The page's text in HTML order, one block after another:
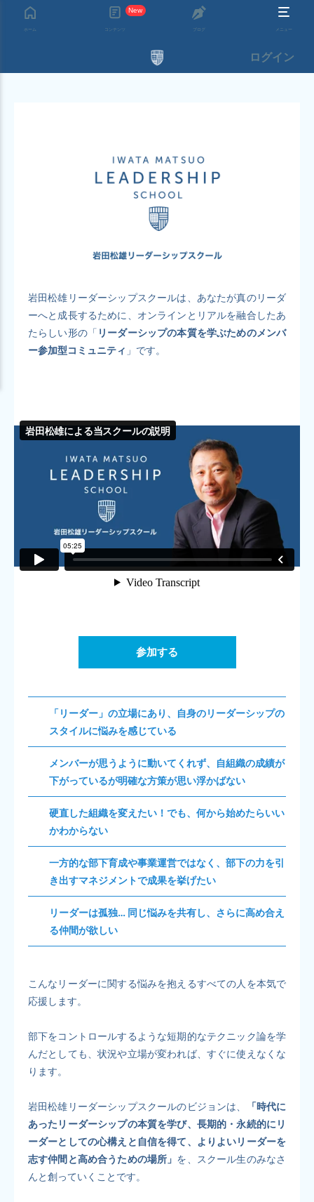
ホーム
New
コンテンツ ブログ メニュー
ログイン
岩田松雄リーダーシップスクールは、あなたが真のリーダ
ーへと成長するために、オンラインとリアルを融合したあ
たらしい形の「 リーダーシップの本質を学ぶためのメンバ
ー参加型コミュニティ 」です。
参加する
「リーダー」の立場にあり、自身のリーダーシップの
スタイルに悩みを感じている
メンバーが思うように動いてくれず、自組織の成績が
下がっているが明確な方策が思い浮かばない
硬直した組織を変えたい！でも、何から始めたらいい
かわからない
一方的な部下育成や事業運営ではなく、部下の力を引
き出すマネジメントで成果を挙げたい
リーダーは孤独… 同じ悩みを共有し、さらに高め合え
る仲間が欲しい
こんなリーダーに関する悩みを抱えるすべての人を本気で
応援します。
部下をコントロールするような短期的なテクニック論を学
んだとしても、状況や立場が変われば、すぐに使えなくな
ります。
岩田松雄リーダーシップスクールのビジョンは、
「時代に
あったリーダーシップの本質を学び、長期的・永続的にリ
ーダーとしての心構えと自信を得て、よりよいリーダーを
志す仲間と高め合うための場所」 を、スクール生のみなさ
んと創っていくことです。